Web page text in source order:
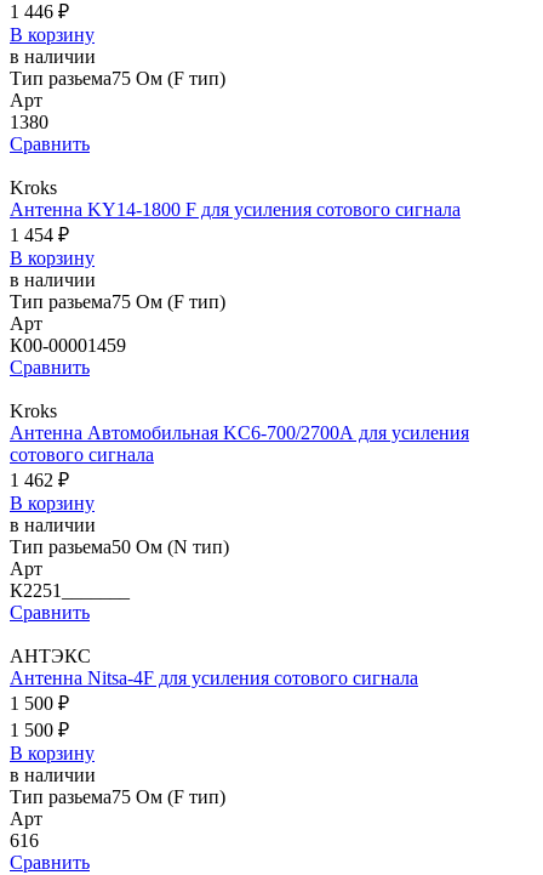
1 446 ₽
В корзину
в наличии
Тип разьема75 Ом (F тип)
Арт
1380
Сравнить
Kroks
Антенна KY14-1800 F для усиления сотового сигнала
1 454 ₽
В корзину
в наличии
Тип разьема75 Ом (F тип)
Арт
К00-00001459
Сравнить
Kroks
Антенна Автомобильная KC6-700/2700А для усиления
сотового сигнала
1 462 ₽
В корзину
в наличии
Тип разьема50 Ом (N тип)
Арт
К2251_______
Сравнить
АНТЭКС
Антенна Nitsa-4F для усиления сотового сигнала
1 500 ₽
1 500 ₽
В корзину
в наличии
Тип разьема75 Ом (F тип)
Арт
616
Сравнить